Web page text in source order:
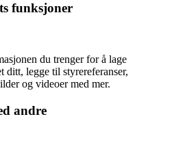
funksjoner
du trenger for å lage
ditt, legge til styrereferanser,
og videoer med mer.
andre